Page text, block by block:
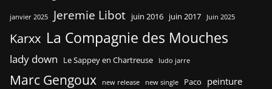
janvier 2025 Jeremie Libot juin 2016 juin 2017 Juin 2025
Karxx La Compagnie des Mouches
lady down Le Sappey en Chartreuse ludo jarre
Marc Gengoux new release new single Paco peinture